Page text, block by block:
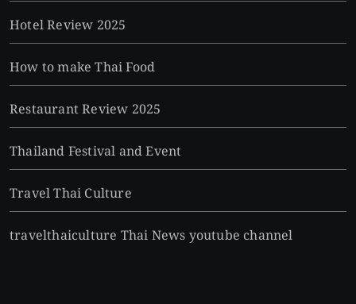
Hotel Review 2025
How to make Thai Food
Restaurant Review 2025
Thailand Festival and Event
Travel Thai Culture
travelthaiculture Thai News youtube channel